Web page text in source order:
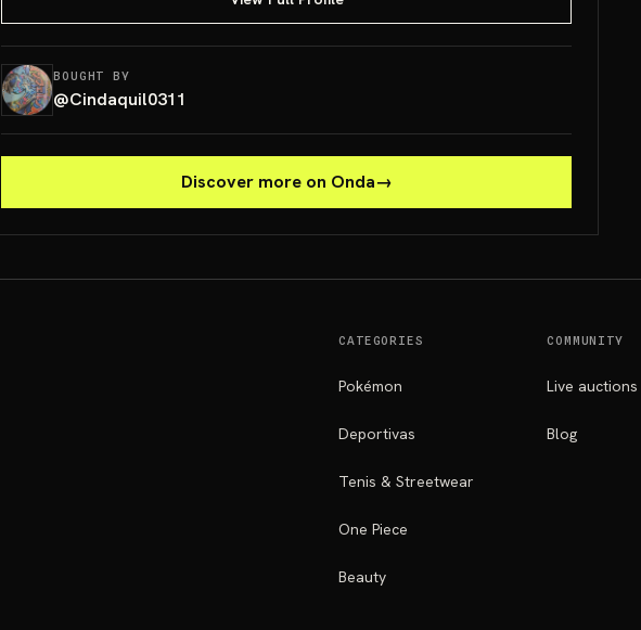
BOUGHT BY
@Cindaquil0311
Discover more on Onda→
CATEGORIES
Pokémon
Deportivas
Tenis & Streetwear
One Piece
Beauty
COMMUNITY
Live auctions
Blog